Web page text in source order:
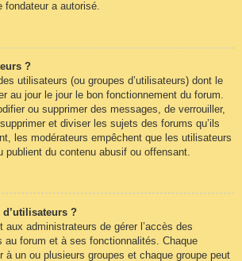
a autorisé.
?
utilisateurs (ou groupes d’utilisateurs) dont le
au jour le jour le bon fonctionnement du forum.
ou supprimer des messages, de verrouiller,
et diviser les sujets des forums qu’ils
les modérateurs empêchent que les utilisateurs
publient du contenu abusif ou offensant.
?
aux administrateurs de gérer l’accès des
au forum et à ses fonctionnalités. Chaque
à un ou plusieurs groupes et chaque groupe peut